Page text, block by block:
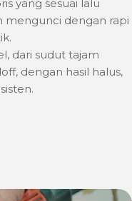
yang sesuai lalu
mengunci dengan rapi
dari sudut tajam
dengan hasil halus,